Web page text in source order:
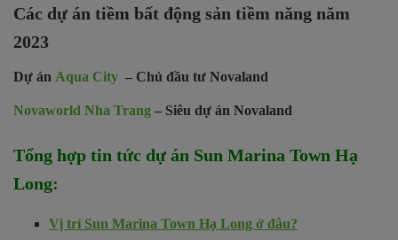
Các dự án tiềm bất động sản tiềm năng năm
2023
Dự án Aqua City – Chủ đầu tư Novaland
Novaworld Nha Trang – Siêu dự án Novaland
Tổng hợp tin tức dự án Sun Marina Town Hạ
Long:
Vị trí Sun Marina Town Hạ Long ở đâu?